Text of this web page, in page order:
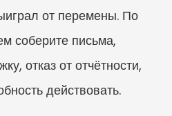
от перемены. По
соберите письма,
отказ от отчётности,
действовать.